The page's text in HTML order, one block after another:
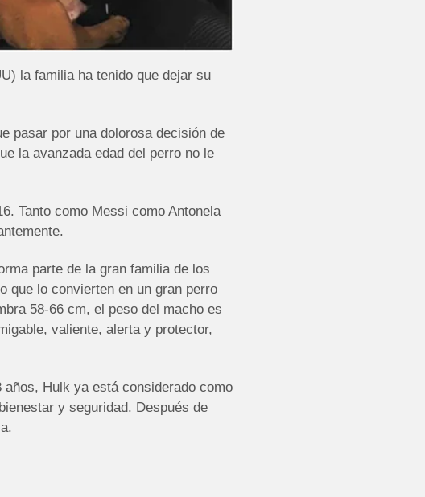
la familia ha tenido que dejar su
pasar por una dolorosa decisión de
la avanzada edad del perro no le
Tanto como Messi como Antonela
parte de la gran familia de los
que lo convierten en un gran perro
58-66 cm, el peso del macho es
valiente, alerta y protector,
años, Hulk ya está considerado como
y seguridad. Después de